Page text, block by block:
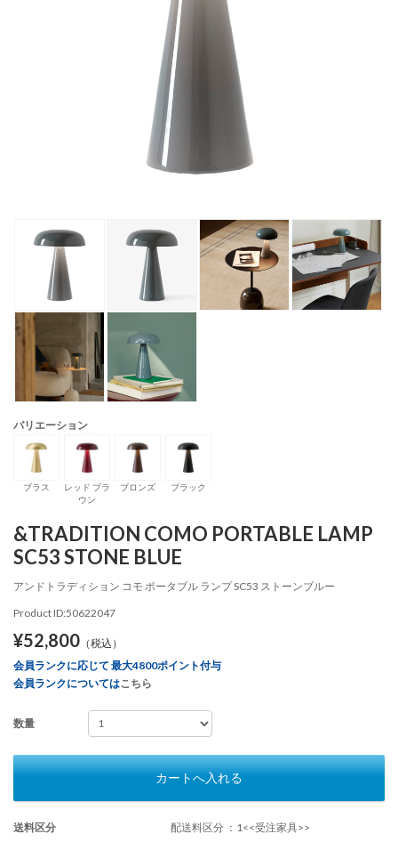
バリエーション
ブラス
レッド ブラ
ウン
ブロンズ ブラック
&TRADITION COMO PORTABLE LAMP
SC53 STONE BLUE
アンドトラディション コモ ポータブル ランプ SC53 ストーンブルー
Product ID:50622047
¥52,800 （税込）
会員ランクに応じて 最大4800ポイント付与
会員ランクについてはこちら
数量
カートへ入れる
送料区分
配送料区分 ：1<<受注家具>>